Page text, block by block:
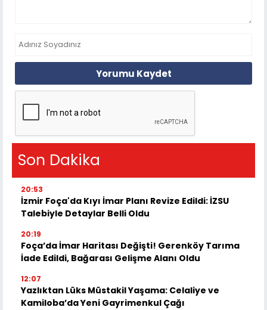
Yorumu Kaydet
Son Dakika
20:53
İzmir Foça'da Kıyı İmar Planı Revize Edildi: İZSU
Talebiyle Detaylar Belli Oldu
20:19
Foça’da İmar Haritası Değişti! Gerenköy Tarıma
İade Edildi, Bağarası Gelişme Alanı Oldu
12:07
Yazlıktan Lüks Müstakil Yaşama: Celaliye ve
Kamiloba’da Yeni Gayrimenkul Çağı